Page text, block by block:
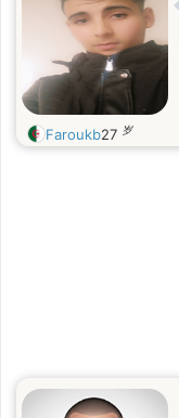
Faroukb27 岁